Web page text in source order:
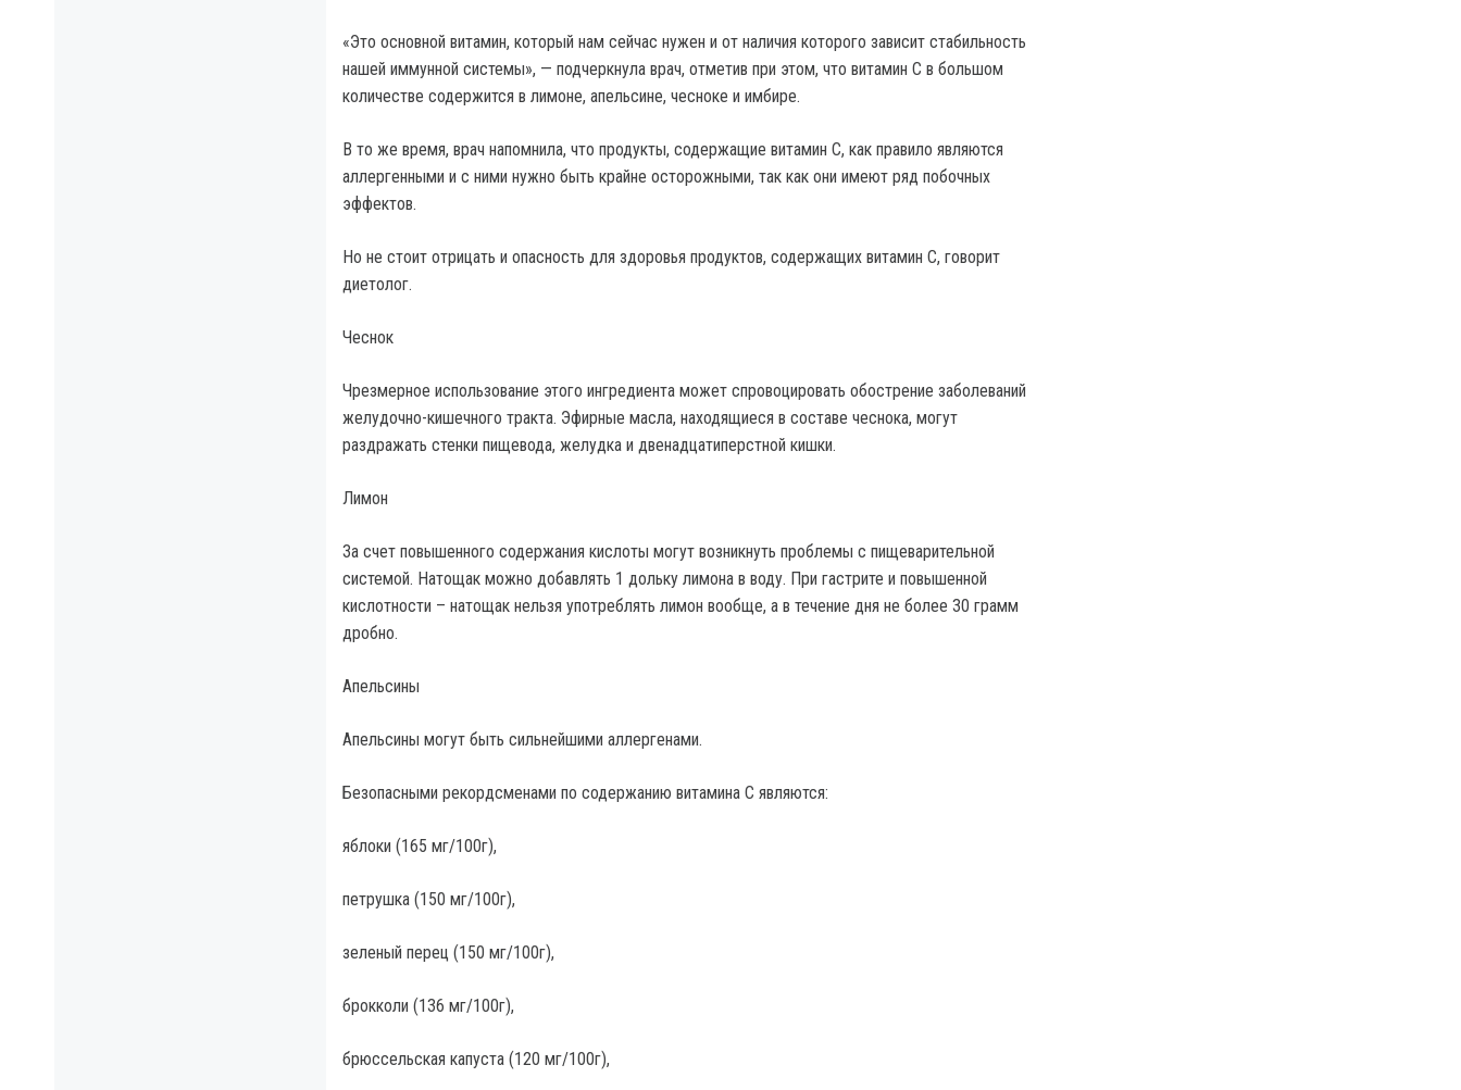
«Это основной витамин, который нам сейчас нужен и от наличия которого зависит стабильность
нашей иммунной системы», — подчеркнула врач, отметив при этом, что витамин С в большом
количестве содержится в лимоне, апельсине, чесноке и имбире.
В то же время, врач напомнила, что продукты, содержащие витамин С, как правило являются
аллергенными и с ними нужно быть крайне осторожными, так как они имеют ряд побочных
эффектов.
Но не стоит отрицать и опасность для здоровья продуктов, содержащих витамин С, говорит
диетолог.
Чеснок
Чрезмерное использование этого ингредиента может спровоцировать обострение заболеваний
желудочно-кишечного тракта. Эфирные масла, находящиеся в составе чеснока, могут
раздражать стенки пищевода, желудка и двенадцатиперстной кишки.
Лимон
За счет повышенного содержания кислоты могут возникнуть проблемы с пищеварительной
системой. Натощак можно добавлять 1 дольку лимона в воду. При гастрите и повышенной
кислотности – натощак нельзя употреблять лимон вообще, а в течение дня не более 30 грамм
дробно.
Апельсины
Апельсины могут быть сильнейшими аллергенами.
Безопасными рекордсменами по содержанию витамина С являются:
яблоки (165 мг/100г),
петрушка (150 мг/100г),
зеленый перец (150 мг/100г),
брокколи (136 мг/100г),
брюссельская капуста (120 мг/100г),